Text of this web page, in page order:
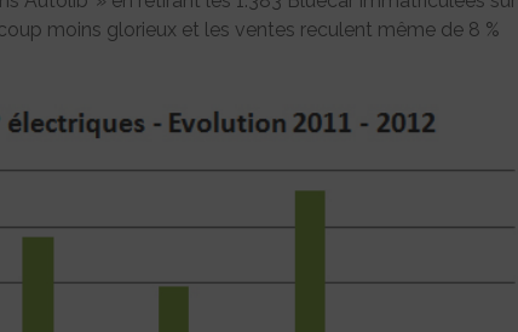
moins glorieux et les ventes reculent même de 8 %